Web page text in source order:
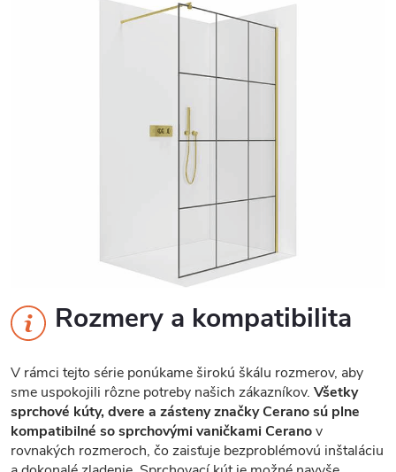
Rozmery a kompatibilita
V rámci tejto série ponúkame širokú škálu rozmerov, aby
sme uspokojili rôzne potreby našich zákazníkov. Všetky
sprchové kúty, dvere a zásteny značky Cerano sú plne
kompatibilné so sprchovými vaničkami Ceranov
rovnakých rozmeroch, čo zaisťuje bezproblémovú inštaláciu